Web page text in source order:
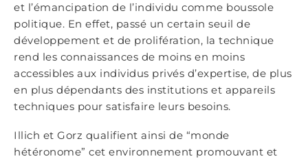
et l’émancipation de l’individu comme boussole
politique. En effet, passé un certain seuil de
développement et de prolifération, la technique
rend les connaissances de moins en moins
accessibles aux individus privés d’expertise, de plus
en plus dépendants des institutions et appareils
techniques pour satisfaire leurs besoins.
Illich et Gorz qualifient ainsi de “monde
hétéronome” cet environnement promouvant et